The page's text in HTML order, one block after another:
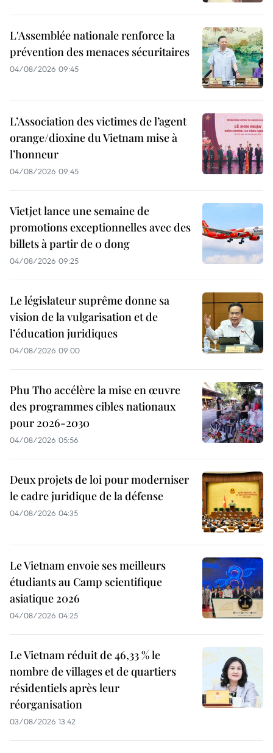
L'Assemblée nationale renforce la
prévention des menaces sécuritaires
04/08/2026 09:45
L’Association des victimes de l’agent
orange/dioxine du Vietnam mise à
l’honneur
04/08/2026 09:45
Vietjet lance une semaine de
promotions exceptionnelles avec des
billets à partir de 0 dong
04/08/2026 09:25
Le législateur suprême donne sa
vision de la vulgarisation et de
l’éducation juridiques
04/08/2026 09:00
Phu Tho accélère la mise en œuvre
des programmes cibles nationaux
pour 2026-2030
04/08/2026 05:56
Deux projets de loi pour moderniser
le cadre juridique de la défense
04/08/2026 04:35
Le Vietnam envoie ses meilleurs
étudiants au Camp scientifique
asiatique 2026
04/08/2026 04:25
Le Vietnam réduit de 46,33 % le
nombre de villages et de quartiers
résidentiels après leur
réorganisation
03/08/2026 13:42